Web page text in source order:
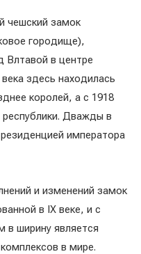
чешский замок
городище),
Влтавой в центре
здесь находилась
королей, а с 1918
Дважды в
императора
и изменений замок
в IX веке, и с
в ширину является
в мире.